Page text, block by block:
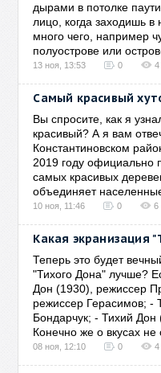
дырами в потолке
лицо, когда заходишь
много чего, например
полуострове или
13 ноя, 13:53 0 4
Самый красивый
Вы спросите, как я
красивый? А я вам
Константиновском
2019 году официально
самых красивых
объединяет
10 ноя, 11:46 0 6
Какая экранизация
Теперь это будет
"Тихого Дона" лучше?
Дон (1930), режиссер
режиссер Герасимов; -
Бондарчук; - Тихий Дон
Конечно же о вкусах не
08 ноя, 12:10 0 4